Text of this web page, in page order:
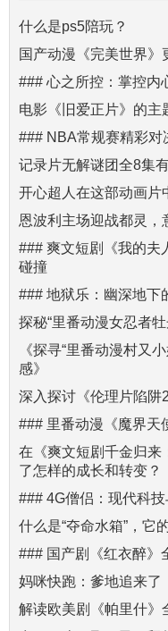
什么是ps5陪玩？
国产动漫《完美世界
### 心之所控：掌控内
电影《旧爱正片》的主
### NBA常规赛精彩对
记录片无解谜团全8集
开心超人在这部动画片
恩波利主场迎战都灵，
### 爽文短剧《我的夫
碰撞
### 地狱乐：幽深地下
探秘“里番动漫女忍者
《探寻“里番动漫村又
感》
深入探讨《伦理片陷阱
### 里番动漫《魔界天
在《爽文短剧千金归来
了怎样的成长和转变？
### 4G僧侣：现代科
什么是“夺命水箱”，它
### 国产剧《红衣醉》
妈咪快跑：爹地追来了
解读欧美剧《帕里什》